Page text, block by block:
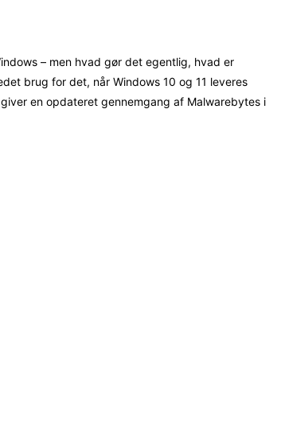
– men hvad gør det egentlig, hvad er
brug for det, når Windows 10 og 11 leveres
en opdateret gennemgang af Malwarebytes i